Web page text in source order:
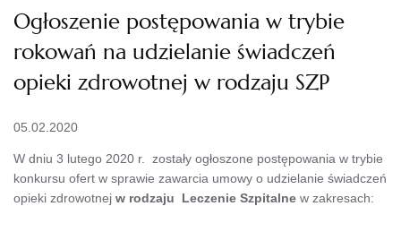
Ogłoszenie postępowania w trybie
rokowań na udzielanie świadczeń
opieki zdrowotnej w rodzaju SZP
05.02.2020
W dniu 3 lutego 2020 r. zostały ogłoszone postępowania w trybie
konkursu ofert w sprawie zawarcia umowy o udzielanie świadczeń
opieki zdrowotnej w rodzaju Leczenie Szpitalne w zakresach: